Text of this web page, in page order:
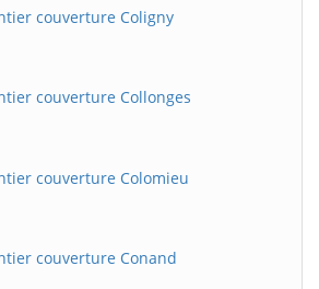
couverture Coligny
couverture Collonges
couverture Colomieu
couverture Conand